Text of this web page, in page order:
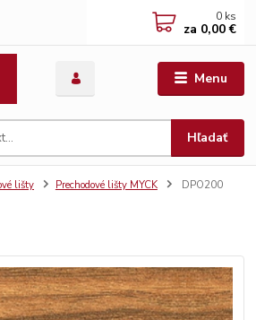
Menu
Hľadať
0 ks
za 0,00 €
lišty Prechodové lišty MYCK DPO200